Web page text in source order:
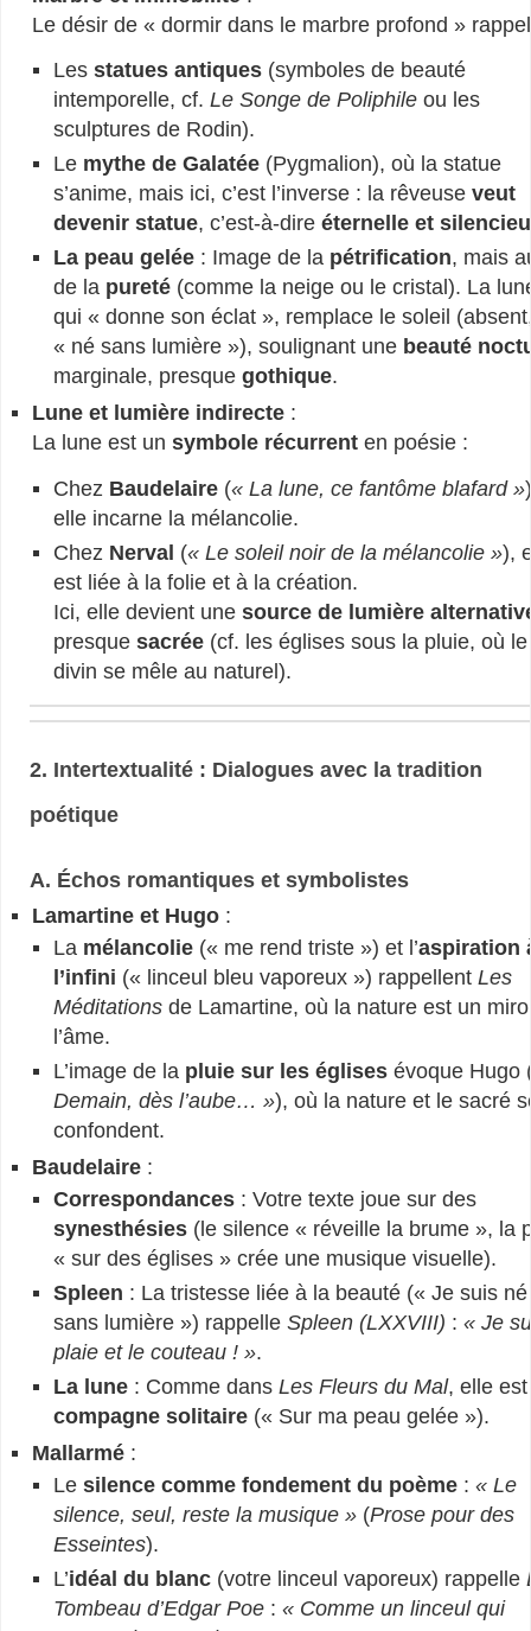
Le désir de « dormir dans le marbre profond »
Les statues antiques(symboles de beauté
intemporelle, cf. Le Songe de Poliphileou les
sculptures de Rodin).
Le mythe de Galatée(Pygmalion), où la statue
s’anime, mais ici, c’est l’inverse : la rêveuse veut
devenir statue, c’est-à-dire éternelle et
La peau gelée: Image de la pétrification, mais
de la pureté(comme la neige ou le cristal). La
qui « donne son éclat », remplace le soleil
« né sans lumière »), soulignant une beauté
marginale, presque gothique.
Lune et lumière indirecte:
La lune est un symbole récurrenten poésie :
Chez Baudelaire(« La lune, ce fantôme blafard »
elle incarne la mélancolie.
Chez Nerval (« Le soleil noir de la mélancolie »),
est liée à la folie et à la création.
Ici, elle devient une source de lumière
presque sacrée(cf. les églises sous la pluie, où le
divin se mêle au naturel).
2. Intertextualité : Dialogues avec la tradition
poétique
A. Échos romantiques et symbolistes
Lamartine et Hugo:
La mélancolie(« me rend triste ») et l’aspiration
l’infini (« linceul bleu vaporeux ») rappellent Les
Méditationsde Lamartine, où la nature est un
l’âme.
L’image de la pluie sur les églisesévoque Hugo
Demain, dès l’aube… »), où la nature et le sacré
confondent.
Baudelaire:
Correspondances: Votre texte joue sur des
synesthésies(le silence « réveille la brume », la
« sur des églises » crée une musique visuelle).
Spleen : La tristesse liée à la beauté (« Je suis né
sans lumière ») rappelle Spleen (LXXVIII) : « Je
plaie et le couteau ! ».
La lune: Comme dans Les Fleurs du Mal, elle
compagne solitaire(« Sur ma peau gelée »).
Mallarmé:
Le silence comme fondement du poème: « Le
silence, seul, reste la musique »(Prose pour des
Esseintes).
L’idéal du blanc(votre linceul vaporeux) rappelle
Tombeau d’Edgar Poe: « Comme un linceul qui